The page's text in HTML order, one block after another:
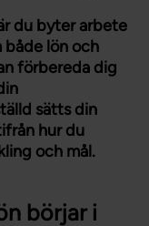
du byter arbete
lön och
förbereda dig
sätts din
hur du
och mål.
börjar i